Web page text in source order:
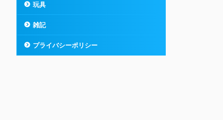
玩具
雑記
プライバシーポリシー